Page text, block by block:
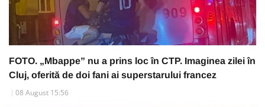
FOTO. „Mbappe” nu a prins loc în CTP. Imaginea zilei în
Cluj, oferită de doi fani ai superstarului francez
08 August 15:56